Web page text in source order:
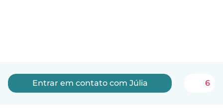
Entrar em contato com Júlia 6